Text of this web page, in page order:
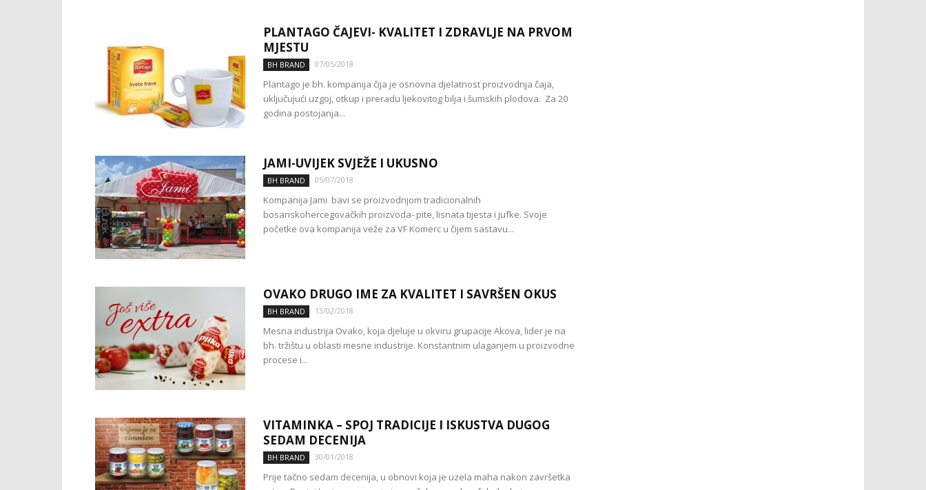
PLANTAGO ČAJEVI- KVALITET I ZDRAVLJE NA PRVOM
MJESTU
BH BRAND 07/05/2018
Plantago je bh. kompanija čija je osnovna djelatnost proizvodnja čaja,
uključujući uzgoj, otkup i preradu ljekovitog bilja i šumskih plodova. Za 20
godina postojanja...
JAMI-UVIJEK SVJEŽE I UKUSNO
BH BRAND 05/07/2018
Kompanija Jami bavi se proizvodnjom tradicionalnih
bosanskohercegovačkih proizvoda- pite, lisnata tijesta i jufke. Svoje
početke ova kompanija veže za VF Komerc u čijem sastavu...
OVAKO DRUGO IME ZA KVALITET I SAVRŠEN OKUS
BH BRAND 13/02/2018
Mesna industrija Ovako, koja djeluje u okviru grupacije Akova, lider je na
bh. tržištu u oblasti mesne industrije. Konstantnim ulaganjem u proizvodne
procese i...
VITAMINKA – SPOJ TRADICIJE I ISKUSTVA DUGOG
SEDAM DECENIJA
BH BRAND 30/01/2018
Prije tačno sedam decenija, u obnovi koja je uzela maha nakon završetka